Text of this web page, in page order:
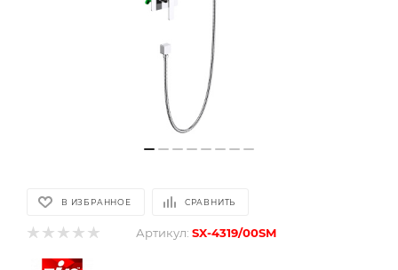
В ИЗБРАННОЕ СРАВНИТЬ
Артикул: SX-4319/00SM